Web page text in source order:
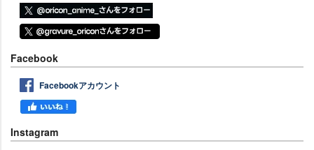
Facebook
Facebookアカウント
Instagram